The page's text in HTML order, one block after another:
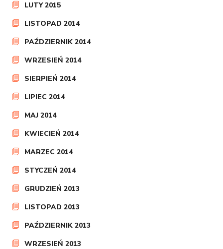
LUTY 2015
LISTOPAD 2014
PAŹDZIERNIK 2014
WRZESIEŃ 2014
SIERPIEŃ 2014
LIPIEC 2014
MAJ 2014
KWIECIEŃ 2014
MARZEC 2014
STYCZEŃ 2014
GRUDZIEŃ 2013
LISTOPAD 2013
PAŹDZIERNIK 2013
WRZESIEŃ 2013